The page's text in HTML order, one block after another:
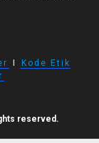
I
Kode Etik
reserved.